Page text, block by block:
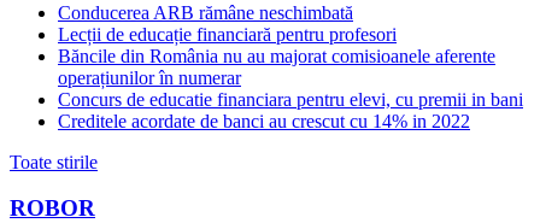
Conducerea ARB rămâne neschimbată
Lecții de educație financiară pentru profesori
Băncile din România nu au majorat comisioanele aferente
operațiunilor în numerar
Concurs de educatie financiara pentru elevi, cu premii in bani
Creditele acordate de banci au crescut cu 14% in 2022
Toate stirile
ROBOR